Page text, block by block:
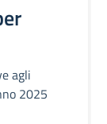
agli
2025